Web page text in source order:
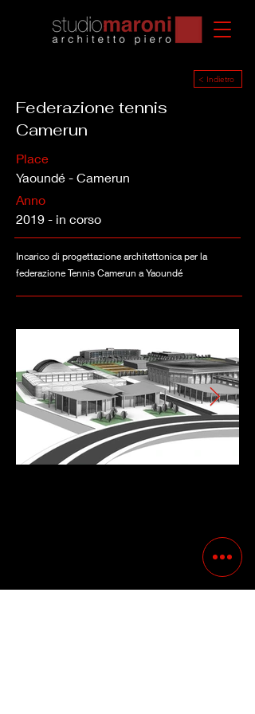
< Indietro
Federazione tennis
Camerun
Place
Yaoundé - Camerun
Anno
2019 - in corso
Incarico di progettazione architettonica per la
federazione Tennis Camerun a Yaoundé